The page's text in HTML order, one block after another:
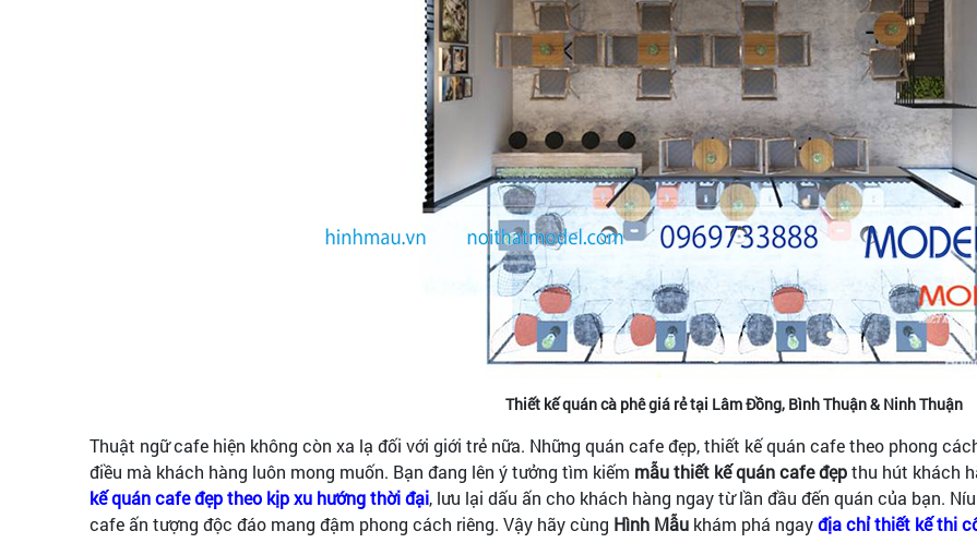
Thiết kế quán cà phê giá rẻ tại Lâm Đồng, Bình Thuận & Ninh Thuận
Thuật ngữ cafe hiện không còn xa lạ đối với giới trẻ nữa. Những quán cafe đẹp, thiết kế quán cafe theo phong
điều mà khách hàng luôn mong muốn. Bạn đang lên ý tưởng tìm kiếm mẫu thiết kế quán cafe đẹpthu hút khách
kế quán cafe đẹp theo kịp xu hướng thời đại, lưu lại dấu ấn cho khách hàng ngay từ lần đầu đến quán của bạn.
cafe ấn tượng độc đáo mang đậm phong cách riêng. Vậy hãy cùng Hình Mẫu khám phá ngayđịa chỉ thiết kế thi